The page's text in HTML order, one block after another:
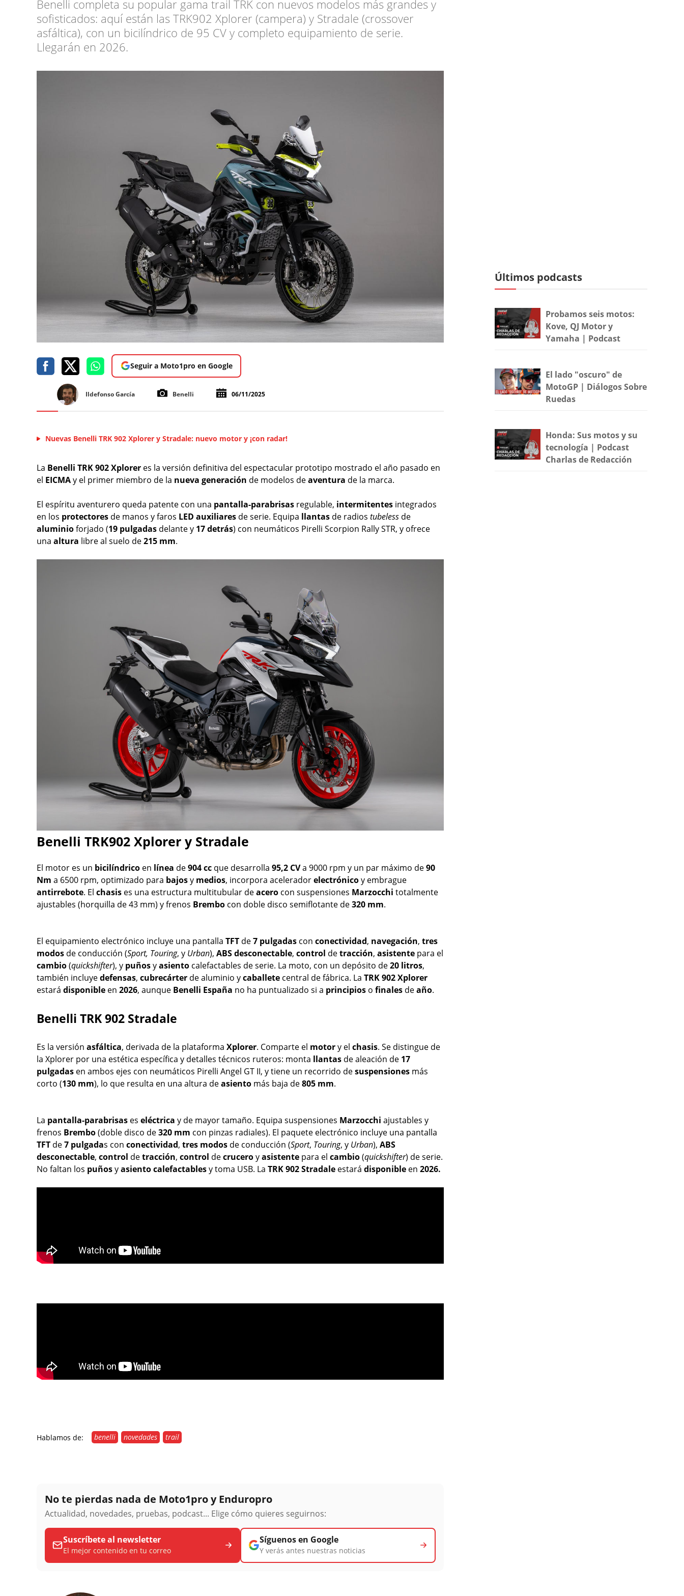
Benelli completa su popular gama trail TRK con nuevos modelos más grandes y
sofisticados: aquí están las TRK902 Xplorer (campera) y Stradale (crossover
asfáltica), con un bicilíndrico de 95 CV y completo equipamiento de serie.
Llegarán en 2026.
Seguir a Moto1pro en Google
Ildefonso García Benelli 06/11/2025
Nuevas Benelli TRK 902 Xplorer y Stradale: nuevo motor y ¡con radar!
La Benelli TRK 902 Xplorer es la versión definitiva del espectacular prototipo mostrado el año pasado en
el EICMAy el primer miembro de la nueva generación de modelos deaventura de la marca.
El espíritu aventurero queda patente con una pantalla-parabrisas regulable, intermitentes integrados
en los protectores de manos y faros LED auxiliares de serie. Equipa llantas de radios tubeless de
aluminioforjado (19 pulgadas delante y 17 detrás) con neumáticos Pirelli Scorpion Rally STR, y ofrece
una altura libre al suelo de215 mm.
Benelli TRK902 Xplorer y Stradale
El motor es un bicilíndrico en línea de904cc que desarrolla 95,2 CVa 9000 rpm y un par máximo de90
Nm a 6500 rpm, optimizado para bajosy medios, incorpora aceleradorelectrónicoy embrague
antirrebote. El chasis es una estructura multitubular deacero con suspensiones Marzocchi totalmente
ajustables (horquilla de 43 mm) y frenos Brembo con doble disco semiflotante de320 mm.
El equipamiento electrónico incluye una pantalla TFT de7 pulgadas con conectividad, navegación, tres
modos de conducción (Sport, Touring, y Urban), ABSdesconectable, control detracción, asistente para el
cambio(quickshifter), y puñosyasiento calefactables de serie. La moto, con un depósito de20 litros,
también incluyedefensas, cubrecárter de aluminio ycaballete central de fábrica. La TRK 902 Xplorer
estará disponible en 2026, aunque Benelli España no ha puntualizado si a principios o finales deaño.
Benelli TRK 902 Stradale
Es la versión asfáltica, derivada de la plataforma Xplorer. Comparte el motory el chasis. Se distingue de
la Xplorer por una estética específica y detalles técnicos ruteros: monta llantas de aleación de 17
pulgadas en ambos ejes con neumáticos Pirelli Angel GT II, y tiene un recorrido desuspensiones más
corto (130 mm), lo que resulta en una altura deasiento más baja de805 mm.
La pantalla-parabrisas es eléctrica y de mayor tamaño. Equipa suspensiones Marzocchi ajustables y
frenos Brembo(doble disco de320 mm con pinzas radiales). El paquete electrónico incluye una pantalla
TFT de7 pulgadas con conectividad, tres modos de conducción (Sport, Touring, y Urban), ABS
desconectable, control detracción, control decruceroyasistente para el cambio(quickshifter) de serie.
No faltan los puñosyasientocalefactablesy toma USB. La TRK 902 Stradale estará disponible en 2026.
Hablamos de: benelli novedades trail
No te pierdas nada de Moto1pro y Enduropro
Actualidad, novedades, pruebas, podcast... Elige cómo quieres seguirnos:
Suscríbete al newsletter
El mejor contenido en tu correo
Síguenos en Google
Y verás antes nuestras noticias
Últimos podcasts
Probamos seis motos:
Kove, QJ Motor y
Yamaha | Podcast
El lado "oscuro" de
MotoGP | Diálogos Sobre
Ruedas
Honda: Sus motos y su
tecnología | Podcast
Charlas de Redacción